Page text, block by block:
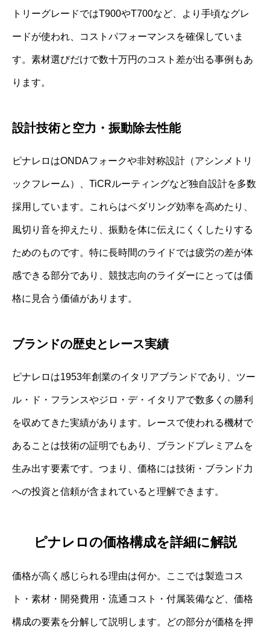
トリーグレードではT900やT700など、より手頃なグレ
ードが使われ、コストパフォーマンスを確保していま
す。素材選びだけで数十万円のコスト差が出る事例もあ
ります。
設計技術と空力・振動除去性能
ピナレロはONDAフォークや非対称設計（アシンメトリ
ックフレーム）、TiCRルーティングなど独自設計を多数
採用しています。これらはペダリング効率を高めたり、
風切り音を抑えたり、振動を体に伝えにくくしたりする
ためのものです。特に長時間のライドでは疲労の差が体
感できる部分であり、競技志向のライダーにとっては価
格に見合う価値があります。
ブランドの歴史とレース実績
ピナレロは1953年創業のイタリアブランドであり、ツー
ル・ド・フランスやジロ・デ・イタリアで数多くの勝利
を収めてきた実績があります。レースで使われる機材で
あることは技術の証明でもあり、ブランドプレミアムを
生み出す要素です。つまり、価格には技術・ブランド力
への投資と信頼が含まれていると理解できます。
ピナレロの価格構成を詳細に解説
価格が高く感じられる理由は何か。ここでは製造コス
ト・素材・開発費用・流通コスト・付属装備など、価格
構成の要素を分解して説明します。どの部分が価格を押